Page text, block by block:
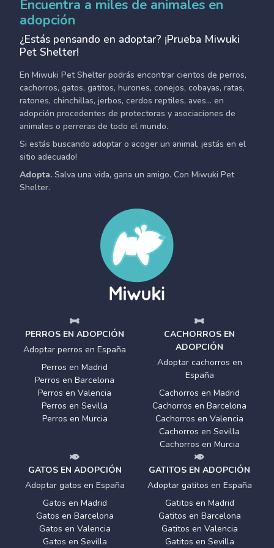
Encuentra a miles de animales en
adopción
¿Estás pensando en adoptar? ¡Prueba Miwuki
Pet Shelter!
En Miwuki Pet Shelter podrás encontrar cientos de perros,
cachorros, gatos, gatitos, hurones, conejos, cobayas, ratas,
ratones, chinchillas, jerbos, cerdos reptiles, aves... en
adopción procedentes de protectoras y asociaciones de
animales o perreras de todo el mundo.
Si estás buscando adoptar o acoger un animal, ¡estás en el
sitio adecuado!
Adopta. Salva una vida, gana un amigo. Con Miwuki Pet
Shelter.
PERROS EN ADOPCIÓN
Adoptar perros en España
Perros en Madrid
Perros en Barcelona
Perros en Valencia
Perros en Sevilla
Perros en Murcia
CACHORROS EN
ADOPCIÓN
Adoptar cachorros en
España
Cachorros en Madrid
Cachorros en Barcelona
Cachorros en Valencia
Cachorros en Sevilla
Cachorros en Murcia
GATOS EN ADOPCIÓN
Adoptar gatos en España
Gatos en Madrid
Gatos en Barcelona
Gatos en Valencia
Gatos en Sevilla
GATITOS EN ADOPCIÓN
Adoptar gatitos en España
Gatitos en Madrid
Gatitos en Barcelona
Gatitos en Valencia
Gatitos en Sevilla